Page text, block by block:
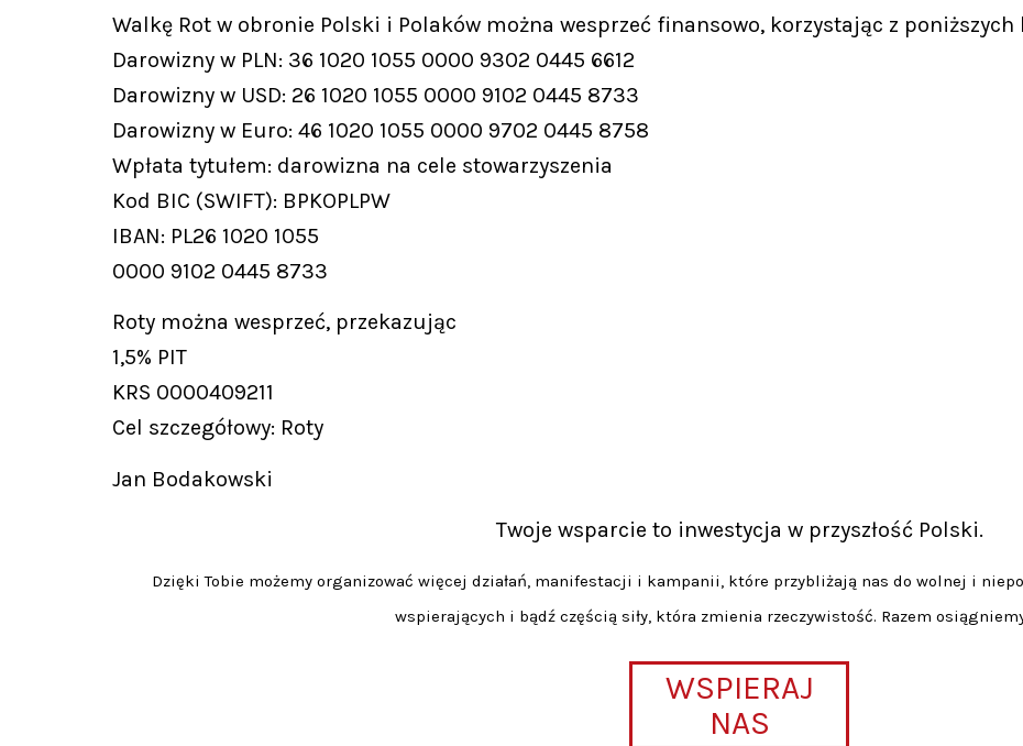
Walkę Rot w obronie Polski i Polaków można wesprzeć finansowo, korzystając z poniższych
Darowizny w PLN: 36 1020 1055 0000 9302 0445 6612
Darowizny w USD: 26 1020 1055 0000 9102 0445 8733
Darowizny w Euro: 46 1020 1055 0000 9702 0445 8758
Wpłata tytułem: darowizna na cele stowarzyszenia
Kod BIC (SWIFT): BPKOPLPW
IBAN: PL26 1020 1055
0000 9102 0445 8733
Roty można wesprzeć, przekazując
1,5% PIT
KRS 0000409211
Cel szczegółowy: Roty
Jan Bodakowski
Twoje wsparcie to inwestycja w przyszłość Polski.
Dzięki Tobie możemy organizować więcej działań, manifestacji i kampanii, które przybliżają nas do wolnej i
wspierających i bądź częścią siły, która zmienia rzeczywistość. Razem
WSPIERAJ
NAS